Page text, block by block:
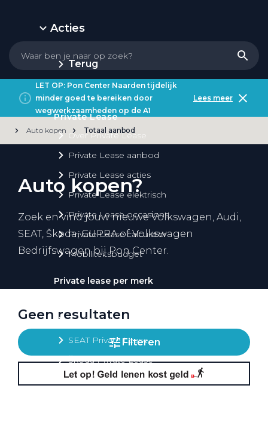
Acties
Terug
Private Lease
Over Private Lease
Private Lease aanbod
Private Lease acties
Private Lease elektrisch
Private Lease occasions
Private Lease calculator
Mobiliteitsbudget
Private lease per merk
Audi Private Lease
SEAT Private Lease
Škoda Private Lease
LET OP: Pon Center Naarden tijdelijk
minder goed te bereiken door
wegwerkzaamheden op de A1
Lees meer
Auto kopen Totaal aanbod
Auto kopen?
Zoek en vind jouw nieuwe Volkswagen, Audi,
SEAT, Škoda, CUPRA of Volkswagen
Bedrijfswagen bij Pon Center.
Geen resultaten
Filteren